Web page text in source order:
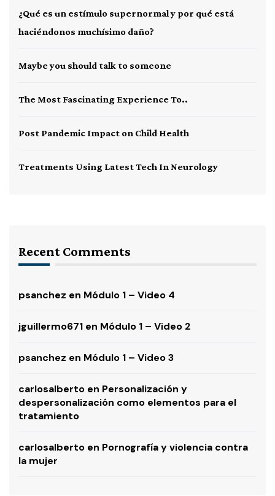
¿Qué es un estímulo supernormal y por qué está
haciéndonos muchísimo daño?
Maybe you should talk to someone
The Most Fascinating Experience To..
Post Pandemic Impact on Child Health
Treatments Using Latest Tech In Neurology
Recent Comments
psanchez en Módulo 1 – Video 4
jguillermo671 en Módulo 1 – Video 2
psanchez en Módulo 1 – Video 3
carlosalberto en Personalización y
despersonalización como elementos para el
tratamiento
carlosalberto en Pornografía y violencia contra
la mujer